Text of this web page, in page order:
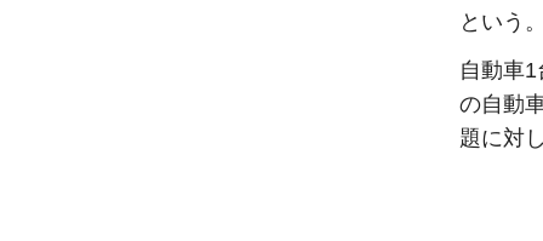
という
自動車
の自動
題に対